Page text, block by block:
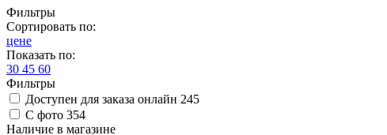
Фильтры
Сортировать по:
цене
Показать по:
30 45 60
Фильтры
Доступен для заказа онлайн 245
С фото 354
Наличие в магазине